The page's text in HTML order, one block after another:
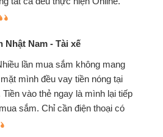
Nhật Nam - Tài xế
lần mua sắm không mang
mình đều vay tiền nóng tại
Tiền vào thẻ ngay là mình lại tiếp
sắm. Chỉ cần điện thoại có